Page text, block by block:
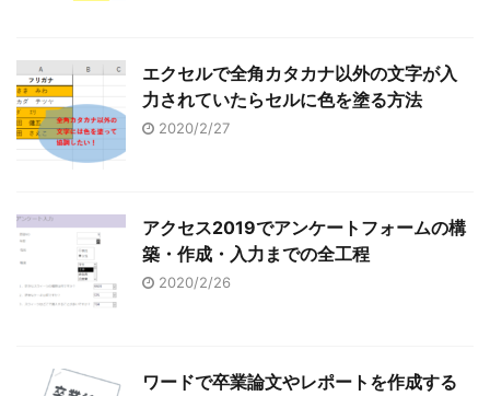
エクセルで全角カタカナ以外の文字が入
力されていたらセルに色を塗る方法
2020/2/27
アクセス2019でアンケートフォームの構
築・作成・入力までの全工程
2020/2/26
ワードで卒業論文やレポートを作成する